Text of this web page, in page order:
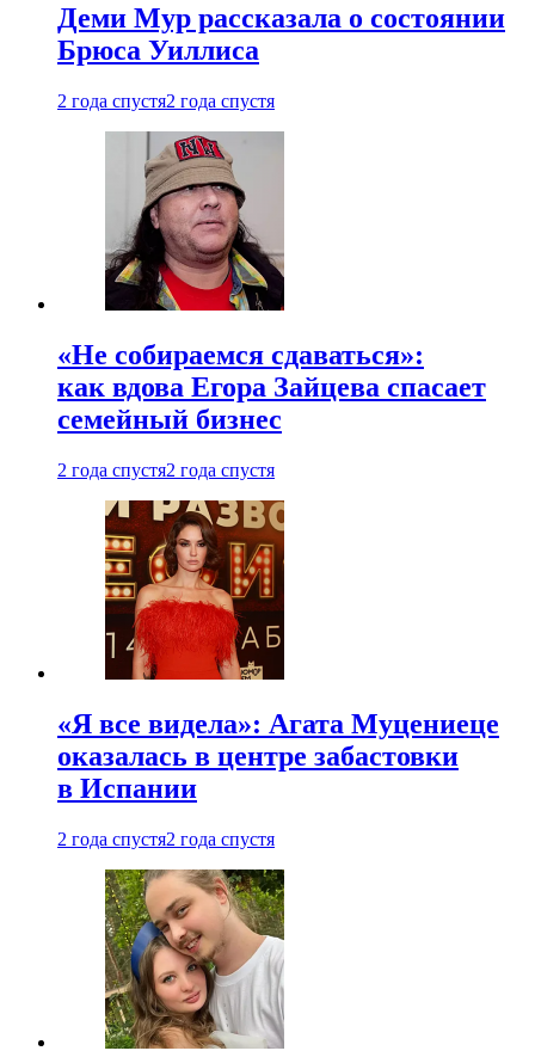
Деми Мур рассказала о состоянии
Брюса Уиллиса
2 года спустя2 года спустя
«Не собираемся сдаваться»:
как вдова Егора Зайцева спасает
семейный бизнес
2 года спустя2 года спустя
«Я все видела»: Агата Муцениеце
оказалась в центре забастовки
в Испании
2 года спустя2 года спустя